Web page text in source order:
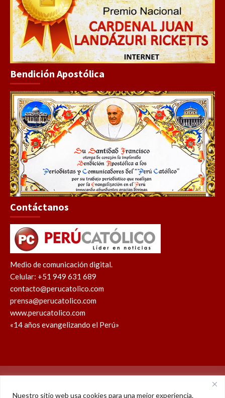
Nuestro sitio web usa cookies para una mejor experiencia.
Bendición Apostólica
Contáctanos
Medio de comunicación digital.
Celular: +51 949 631 689
contacto@perucatolico.com
prensa@perucatolico.com
www.perucatolico.com
«14 años evangelizando el Perú»